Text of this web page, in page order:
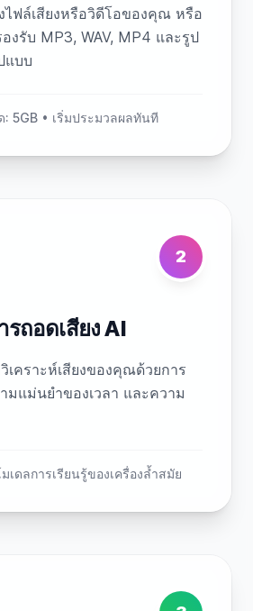
ไฟล์เสียงหรือวิดีโอของคุณ หรือ
งรับ MP3, WAV, MP4 และรูป
แบบ
5GB • เริ่มประมวลผลทันที
2
รถอดเสียง AI
เคราะห์เสียงของคุณด้วยการ
มแม่นยำของเวลา และความ
เดลการเรียนรู้ของเครื่องล้ำสมัย